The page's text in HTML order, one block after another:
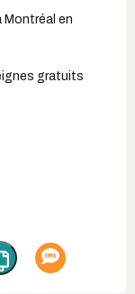
en
gratuits